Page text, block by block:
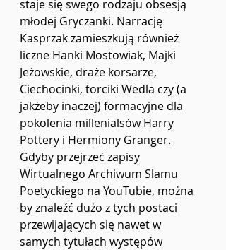
staje się swego rodzaju obsesją
młodej Gryczanki. Narrację
Kasprzak zamieszkują również
liczne Hanki Mostowiak, Majki
Jeżowskie, draże korsarze,
Ciechocinki, torciki Wedla czy (a
jakżeby inaczej) formacyjne dla
pokolenia millenialsów Harry
Pottery i Hermiony Granger.
Gdyby przejrzeć zapisy
Wirtualnego Archiwum Slamu
Poetyckiego na YouTubie, można
by znaleźć dużo z tych postaci
przewijających się nawet w
samych tytułach występów